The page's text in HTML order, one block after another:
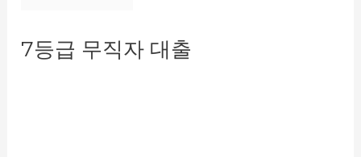
7등급 무직자 대출